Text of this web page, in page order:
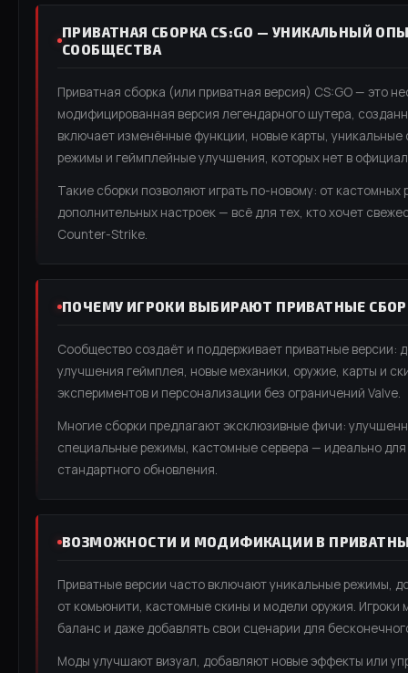
ПРИВАТНАЯ СБОРКА CS:GO — УНИКАЛЬНЫЙ
СООБЩЕСТВА
Приватная сборка (или приватная версия) CS:GO — это
модифицированная версия легендарного шутера,
включает изменённые функции, новые карты,
режимы и геймплейные улучшения, которых нет в
Такие сборки позволяют играть по-новому: от кастомных
дополнительных настроек — всё для тех, кто хочет
Counter-Strike.
ПОЧЕМУ ИГРОКИ ВЫБИРАЮТ ПРИВАТНЫЕ
Сообщество создаёт и поддерживает приватные версии:
улучшения геймплея, новые механики, оружие, карты и
экспериментов и персонализации без ограничений Valve.
Многие сборки предлагают эксклюзивные фичи:
специальные режимы, кастомные сервера — идеально
стандартного обновления.
ВОЗМОЖНОСТИ И МОДИФИКАЦИИ В
Приватные версии часто включают уникальные режимы,
от комьюнити, кастомные скины и модели оружия. Игроки
баланс и даже добавлять свои сценарии для
Моды улучшают визуал, добавляют новые эффекты или